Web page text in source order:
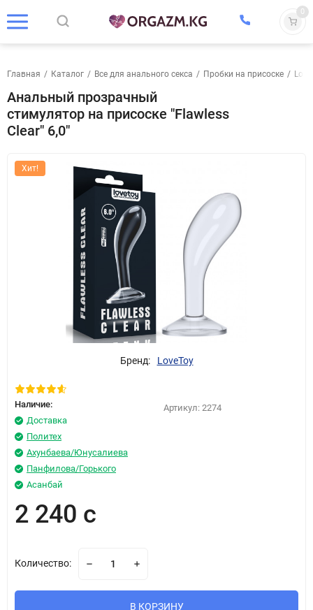
0
Главная / Каталог / Все для анального секса / Пробки на присоске /
Анальный прозрачный
стимулятор на присоске "Flawless
Clear" 6,0"
Хит!
Бренд: LoveToy
Наличие:
Доставка
Политех
Ахунбаева/Юнусалиева
Панфилова/Горького
Асанбай
Артикул: 2274
2 240 с
Количество:
В КОРЗИНУ